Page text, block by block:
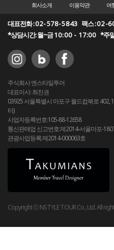
회사소개 이용약관 여
대표전화 :02-578-5843 팩스 :02-
*상담시간: 월~금10:00 - 17:00 *주
주식회사 엔스타일투어
대표이사: 최진권
03925 서울특별시 마포구 월드컵북로 402,
터)
사업자등록번호:105-88-12658
통신판매업 신고번호:제2014-서울마포-
관광사업등록:제2014-000063호
Copyright ⓒ NSTYLE TOUR Co., Ltd. All